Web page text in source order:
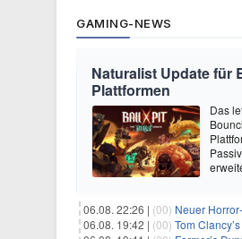
GAMING-NEWS
Naturalist Update für
Plattformen
Das
06.08. 22:26 | (00) Neuer
06.08. 19:42 | (00) Tom